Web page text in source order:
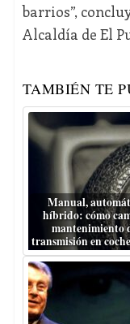
barrios”,
Alcaldía de El
TAMBIÉN TE
Manual,
híbrido: cómo
mantenimiento
transmisión en